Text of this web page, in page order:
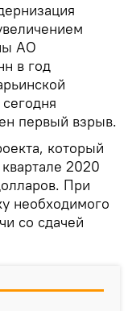
АО
в год
первый взрыв.
который
2020
При
необходимого
со сдачей